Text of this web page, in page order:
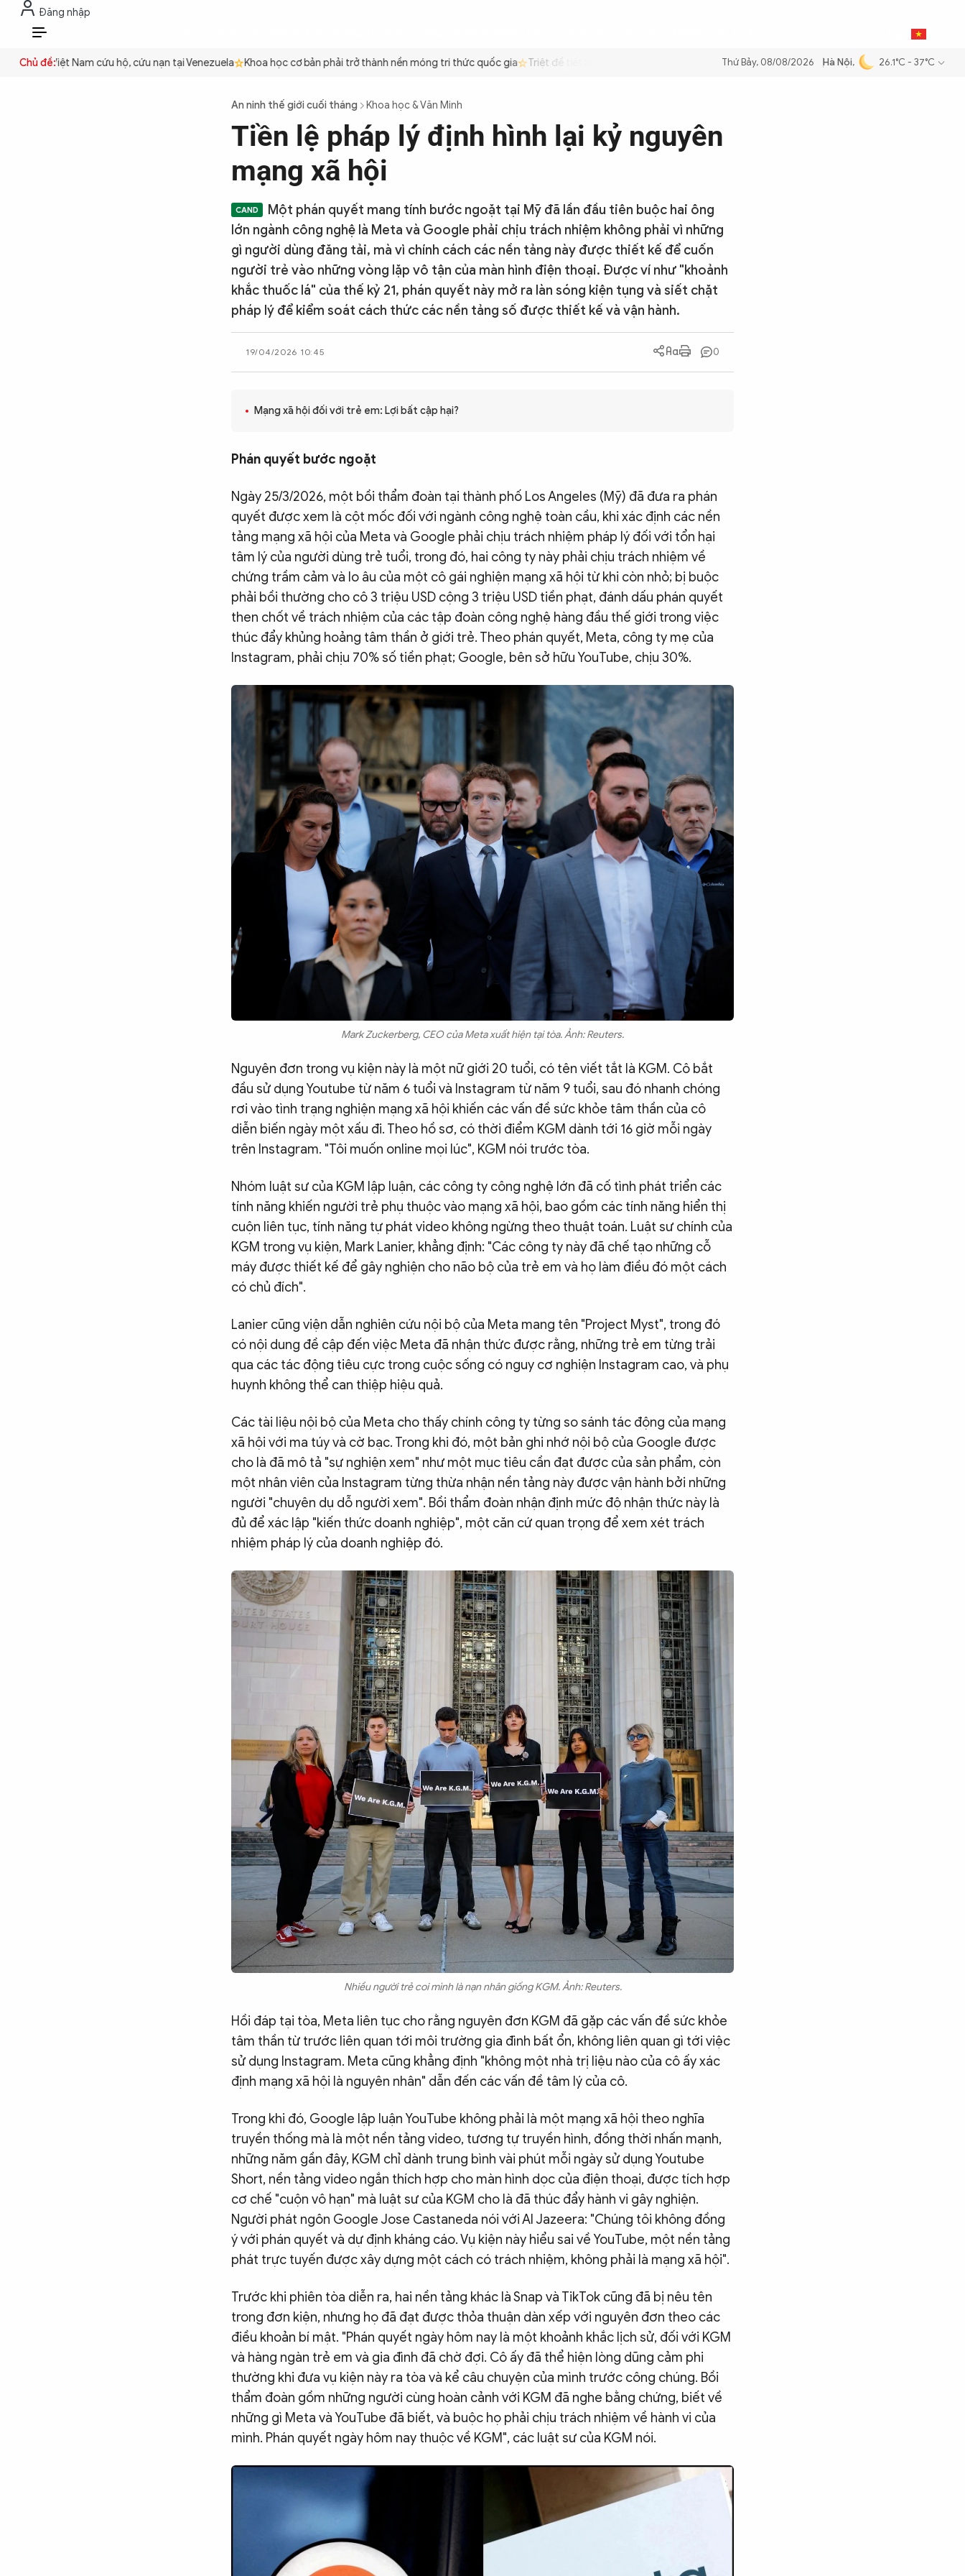
Đăng nhập
VI
Chủ đề:
an Việt Nam cứu hộ, cứu nạn tại Venezuela Khoa học cơ bản phải trở thành nền móng tri thức quốc gia Triệt để tiết kiệm xăng dầu để đảm bảo an ninh năng lượng quốc gia Thực hiện Nghị quyết Đại
Thứ Bảy, 08/08/2026 Hà Nội, 26.1°C - 37°C
An ninh thế giới cuối tháng Khoa học & Văn Minh
Tiền lệ pháp lý định hình lại kỷ nguyên
mạng xã hội
Một phán quyết mang tính bước ngoặt tại Mỹ đã lần đầu tiên buộc hai ông
lớn ngành công nghệ là Meta và Google phải chịu trách nhiệm không phải vì những
gì người dùng đăng tải, mà vì chính cách các nền tảng này được thiết kế để cuốn
người trẻ vào những vòng lặp vô tận của màn hình điện thoại. Được ví như "khoảnh
khắc thuốc lá" của thế kỷ 21, phán quyết này mở ra làn sóng kiện tụng và siết chặt
pháp lý để kiểm soát cách thức các nền tảng số được thiết kế và vận hành.
19/04/2026 10:45 0
Mạng xã hội đối với trẻ em: Lợi bất cập hại?
Phán quyết bước ngoặt
Ngày 25/3/2026, một bồi thẩm đoàn tại thành phố Los Angeles (Mỹ) đã đưa ra phán
quyết được xem là cột mốc đối với ngành công nghệ toàn cầu, khi xác định các nền
tảng mạng xã hội của Meta và Google phải chịu trách nhiệm pháp lý đối với tổn hại
tâm lý của người dùng trẻ tuổi, trong đó, hai công ty này phải chịu trách nhiệm về
chứng trầm cảm và lo âu của một cô gái nghiện mạng xã hội từ khi còn nhỏ; bị buộc
phải bồi thường cho cô 3 triệu USD cộng 3 triệu USD tiền phạt, đánh dấu phán quyết
then chốt về trách nhiệm của các tập đoàn công nghệ hàng đầu thế giới trong việc
thúc đẩy khủng hoảng tâm thần ở giới trẻ. Theo phán quyết, Meta, công ty mẹ của
Instagram, phải chịu 70% số tiền phạt; Google, bên sở hữu YouTube, chịu 30%.
Mark Zuckerberg, CEO của Meta xuất hiện tại tòa. Ảnh: Reuters.
Nguyên đơn trong vụ kiện này là một nữ giới 20 tuổi, có tên viết tắt là KGM. Cô bắt
đầu sử dụng Youtube từ năm 6 tuổi và Instagram từ năm 9 tuổi, sau đó nhanh chóng
rơi vào tình trạng nghiện mạng xã hội khiến các vấn đề sức khỏe tâm thần của cô
diễn biến ngày một xấu đi. Theo hồ sơ, có thời điểm KGM dành tới 16 giờ mỗi ngày
trên Instagram. "Tôi muốn online mọi lúc", KGM nói trước tòa.
Nhóm luật sư của KGM lập luận, các công ty công nghệ lớn đã cố tình phát triển các
tính năng khiến người trẻ phụ thuộc vào mạng xã hội, bao gồm các tính năng hiển thị
cuộn liên tục, tính năng tự phát video không ngừng theo thuật toán. Luật sư chính của
KGM trong vụ kiện, Mark Lanier, khẳng định: "Các công ty này đã chế tạo những cỗ
máy được thiết kế để gây nghiện cho não bộ của trẻ em và họ làm điều đó một cách
có chủ đích".
Lanier cũng viện dẫn nghiên cứu nội bộ của Meta mang tên "Project Myst", trong đó
có nội dung đề cập đến việc Meta đã nhận thức được rằng, những trẻ em từng trải
qua các tác động tiêu cực trong cuộc sống có nguy cơ nghiện Instagram cao, và phụ
huynh không thể can thiệp hiệu quả.
Các tài liệu nội bộ của Meta cho thấy chính công ty từng so sánh tác động của mạng
xã hội với ma túy và cờ bạc. Trong khi đó, một bản ghi nhớ nội bộ của Google được
cho là đã mô tả "sự nghiện xem" như một mục tiêu cần đạt được của sản phẩm, còn
một nhân viên của Instagram từng thừa nhận nền tảng này được vận hành bởi những
người "chuyên dụ dỗ người xem". Bồi thẩm đoàn nhận định mức độ nhận thức này là
đủ để xác lập "kiến thức doanh nghiệp", một căn cứ quan trọng để xem xét trách
nhiệm pháp lý của doanh nghiệp đó.
Nhiều người trẻ coi mình là nạn nhân giống KGM. Ảnh: Reuters.
Hồi đáp tại tòa, Meta liên tục cho rằng nguyên đơn KGM đã gặp các vấn đề sức khỏe
tâm thần từ trước liên quan tới môi trường gia đình bất ổn, không liên quan gì tới việc
sử dụng Instagram. Meta cũng khẳng định "không một nhà trị liệu nào của cô ấy xác
định mạng xã hội là nguyên nhân" dẫn đến các vấn đề tâm lý của cô.
Trong khi đó, Google lập luận YouTube không phải là một mạng xã hội theo nghĩa
truyền thống mà là một nền tảng video, tương tự truyền hình, đồng thời nhấn mạnh,
những năm gần đây, KGM chỉ dành trung bình vài phút mỗi ngày sử dụng Youtube
Short, nền tảng video ngắn thích hợp cho màn hình dọc của điện thoại, được tích hợp
cơ chế "cuộn vô hạn" mà luật sư của KGM cho là đã thúc đẩy hành vi gây nghiện.
Người phát ngôn Google Jose Castaneda nói với Al Jazeera: "Chúng tôi không đồng
ý với phán quyết và dự định kháng cáo. Vụ kiện này hiểu sai về YouTube, một nền tảng
phát trực tuyến được xây dựng một cách có trách nhiệm, không phải là mạng xã hội".
Trước khi phiên tòa diễn ra, hai nền tảng khác là Snap và TikTok cũng đã bị nêu tên
trong đơn kiện, nhưng họ đã đạt được thỏa thuận dàn xếp với nguyên đơn theo các
điều khoản bí mật. "Phán quyết ngày hôm nay là một khoảnh khắc lịch sử, đối với KGM
và hàng ngàn trẻ em và gia đình đã chờ đợi. Cô ấy đã thể hiện lòng dũng cảm phi
thường khi đưa vụ kiện này ra tòa và kể câu chuyện của mình trước công chúng. Bồi
thẩm đoàn gồm những người cùng hoàn cảnh với KGM đã nghe bằng chứng, biết về
những gì Meta và YouTube đã biết, và buộc họ phải chịu trách nhiệm về hành vi của
mình. Phán quyết ngày hôm nay thuộc về KGM", các luật sư của KGM nói.